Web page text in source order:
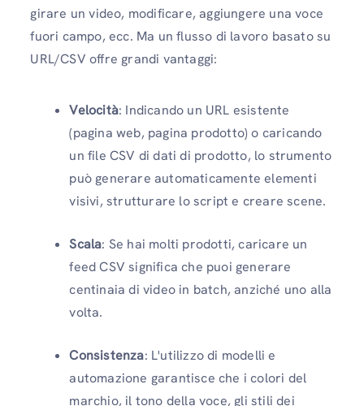
girare un video, modificare, aggiungere una voce
fuori campo, ecc. Ma un flusso di lavoro basato su
URL/CSV offre grandi vantaggi:
Velocità: Indicando un URL esistente
(pagina web, pagina prodotto) o caricando
un file CSV di dati di prodotto, lo strumento
può generare automaticamente elementi
visivi, strutturare lo script e creare scene.
Scala: Se hai molti prodotti, caricare un
feed CSV significa che puoi generare
centinaia di video in batch, anziché uno alla
volta.
Consistenza: L'utilizzo di modelli e
automazione garantisce che i colori del
marchio, il tono della voce, gli stili dei